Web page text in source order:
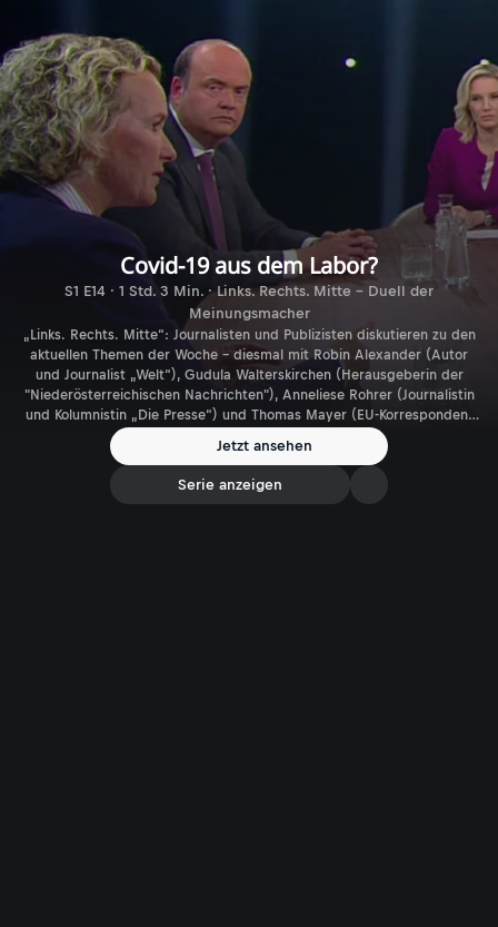
Covid-19 aus dem Labor?
S1 E14 · 1 Std. 3 Min. · Links. Rechts. Mitte - Duell der
Meinungsmacher
„Links. Rechts. Mitte“: Journalisten und Publizisten diskutieren zu den
aktuellen Themen der Woche – diesmal mit Robin Alexander (Autor
und Journalist „Welt“), Gudula Walterskirchen (Herausgeberin der
"Niederösterreichischen Nachrichten"), Anneliese Rohrer (Journalistin
und Kolumnistin „Die Presse“) und Thomas Mayer (EU-Korrespondent
„Der Standard“). Moderation: Katrin Prähauser.
Jetzt ansehen
Serie anzeigen